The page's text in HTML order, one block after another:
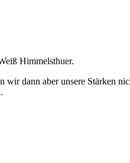
Himmelsthuer.
dann aber unsere Stärken